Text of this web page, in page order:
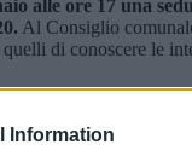
Information
alle ore 17 una
Al Consiglio
di conoscere le